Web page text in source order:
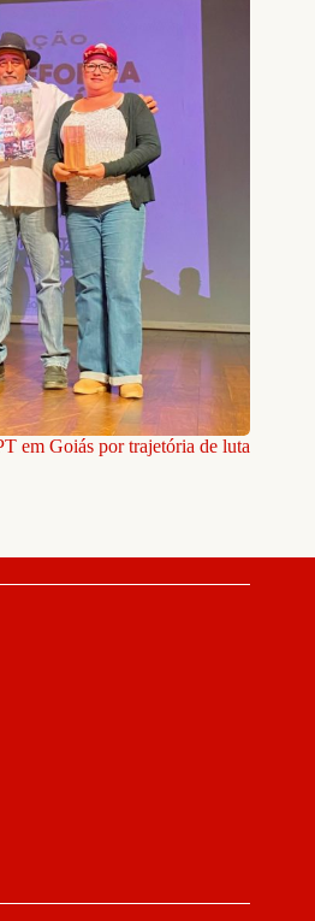
em Goiás por trajetória de luta